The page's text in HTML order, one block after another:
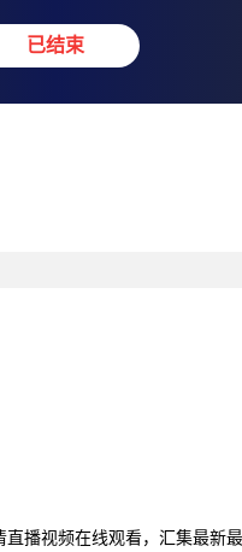
已结束
播视频在线观看，汇集最新